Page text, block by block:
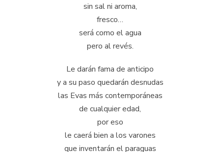
sin sal ni aroma,
fresco…
será como el agua
pero al revés.
Le darán fama de anticipo
y a su paso quedarán desnudas
las Evas más contemporáneas
de cualquier edad,
por eso
le caerá bien a los varones
que inventarán el paraguas